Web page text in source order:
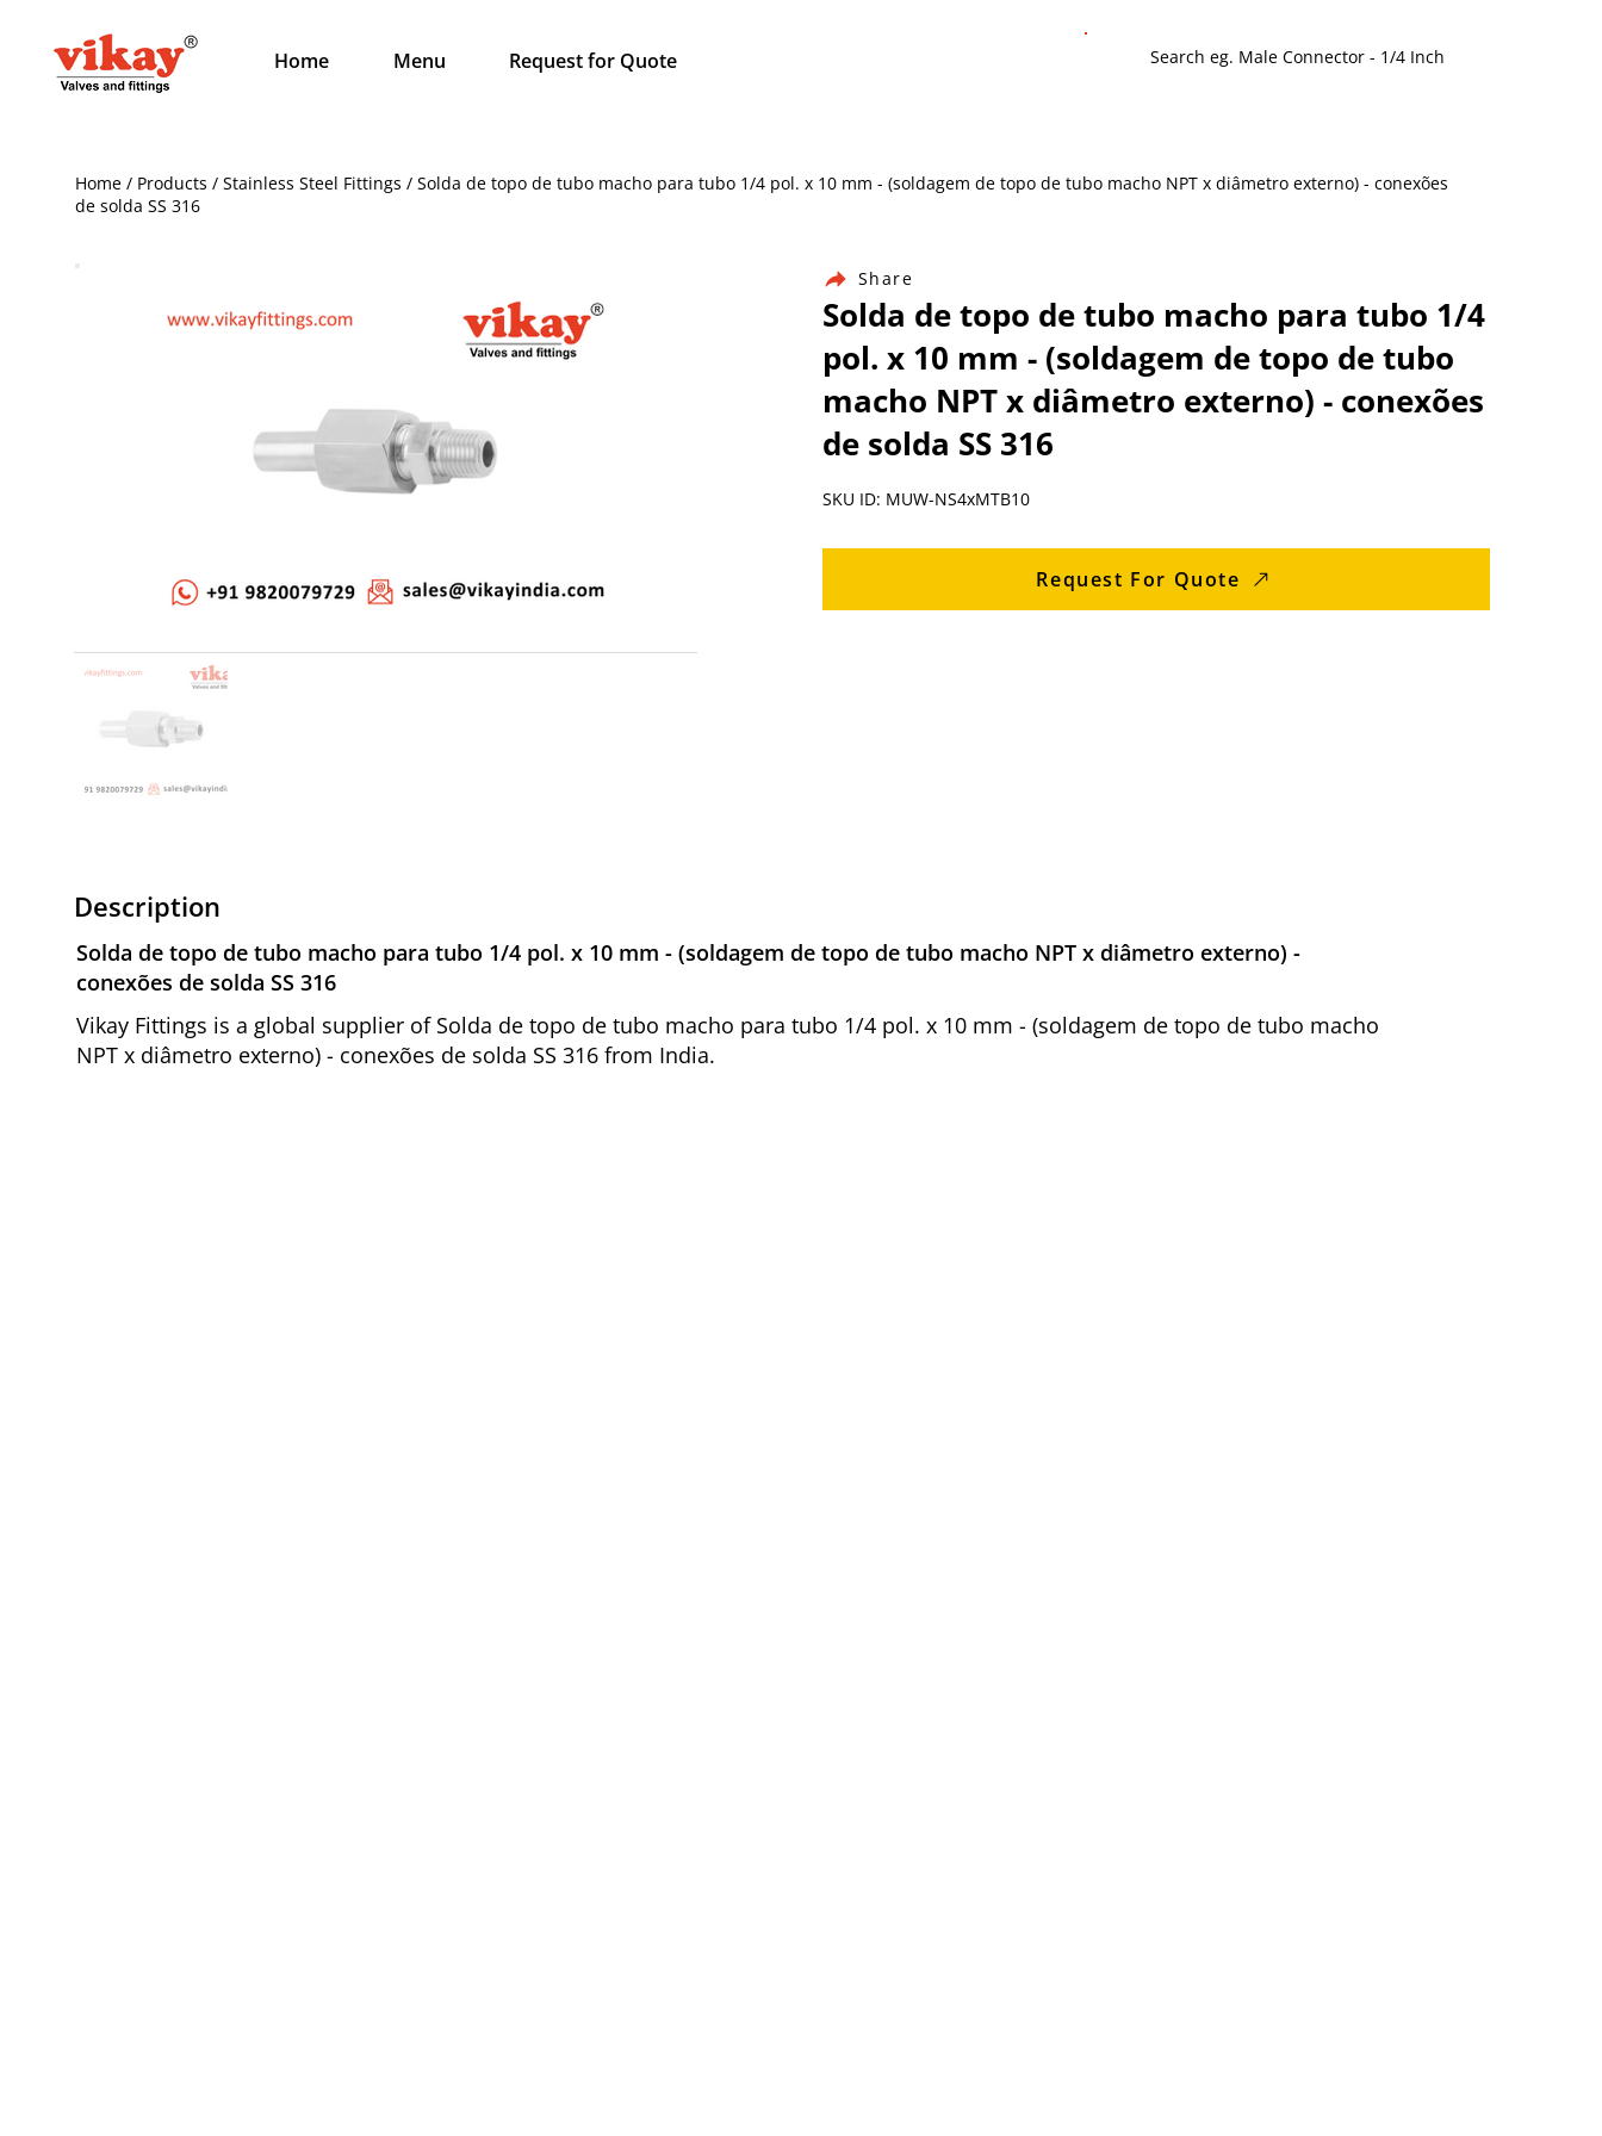
Home Menu Request for Quote
Home / Products / Stainless Steel Fittings / Solda de topo de tubo macho para tubo 1/4 pol. x 10 mm - (soldagem de topo de tubo macho NPT x diâmetro externo) - conexões
de solda SS 316
Share
Solda de topo de tubo macho para tubo 1/4
pol. x 10 mm - (soldagem de topo de tubo
macho NPT x diâmetro externo) - conexões
de solda SS 316
SKU ID: MUW-NS4xMTB10
Request For Quote
Description
Solda de topo de tubo macho para tubo 1/4 pol. x 10 mm - (soldagem de topo de tubo macho NPT x diâmetro externo) -
conexões de solda SS 316
Vikay Fittings is a global supplier of Solda de topo de tubo macho para tubo 1/4 pol. x 10 mm - (soldagem de topo de tubo macho
NPT x diâmetro externo) - conexões de solda SS 316 from India.